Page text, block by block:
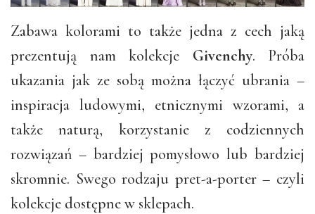
Zabawa kolorami to także jedna z cech jaką
prezentują nam kolekcje Givenchy. Próba
ukazania jak ze sobą można łączyć ubrania –
inspiracja ludowymi, etnicznymi wzorami, a
także naturą, korzystanie z codziennych
rozwiązań – bardziej pomysłowo lub bardziej
skromnie. Swego rodzaju pret-a-porter – czyli
kolekcje dostępne w sklepach.